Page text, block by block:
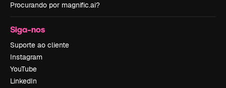
Procurando por magnific.ai?
Siga-nos
Suporte ao cliente
Instagram
YouTube
LinkedIn